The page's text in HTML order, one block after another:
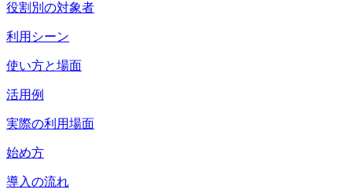
役割別の対象者
利用シーン
使い方と場面
活用例
実際の利用場面
始め方
導入の流れ